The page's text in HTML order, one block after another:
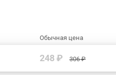
Обычная цена
248 ₽ 306 ₽